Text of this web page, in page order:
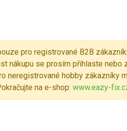
pro registrované B2B
nákupu se prosím přihlaste nebo
neregistrované hobby zákazníky
na e-shop: www.eazy-